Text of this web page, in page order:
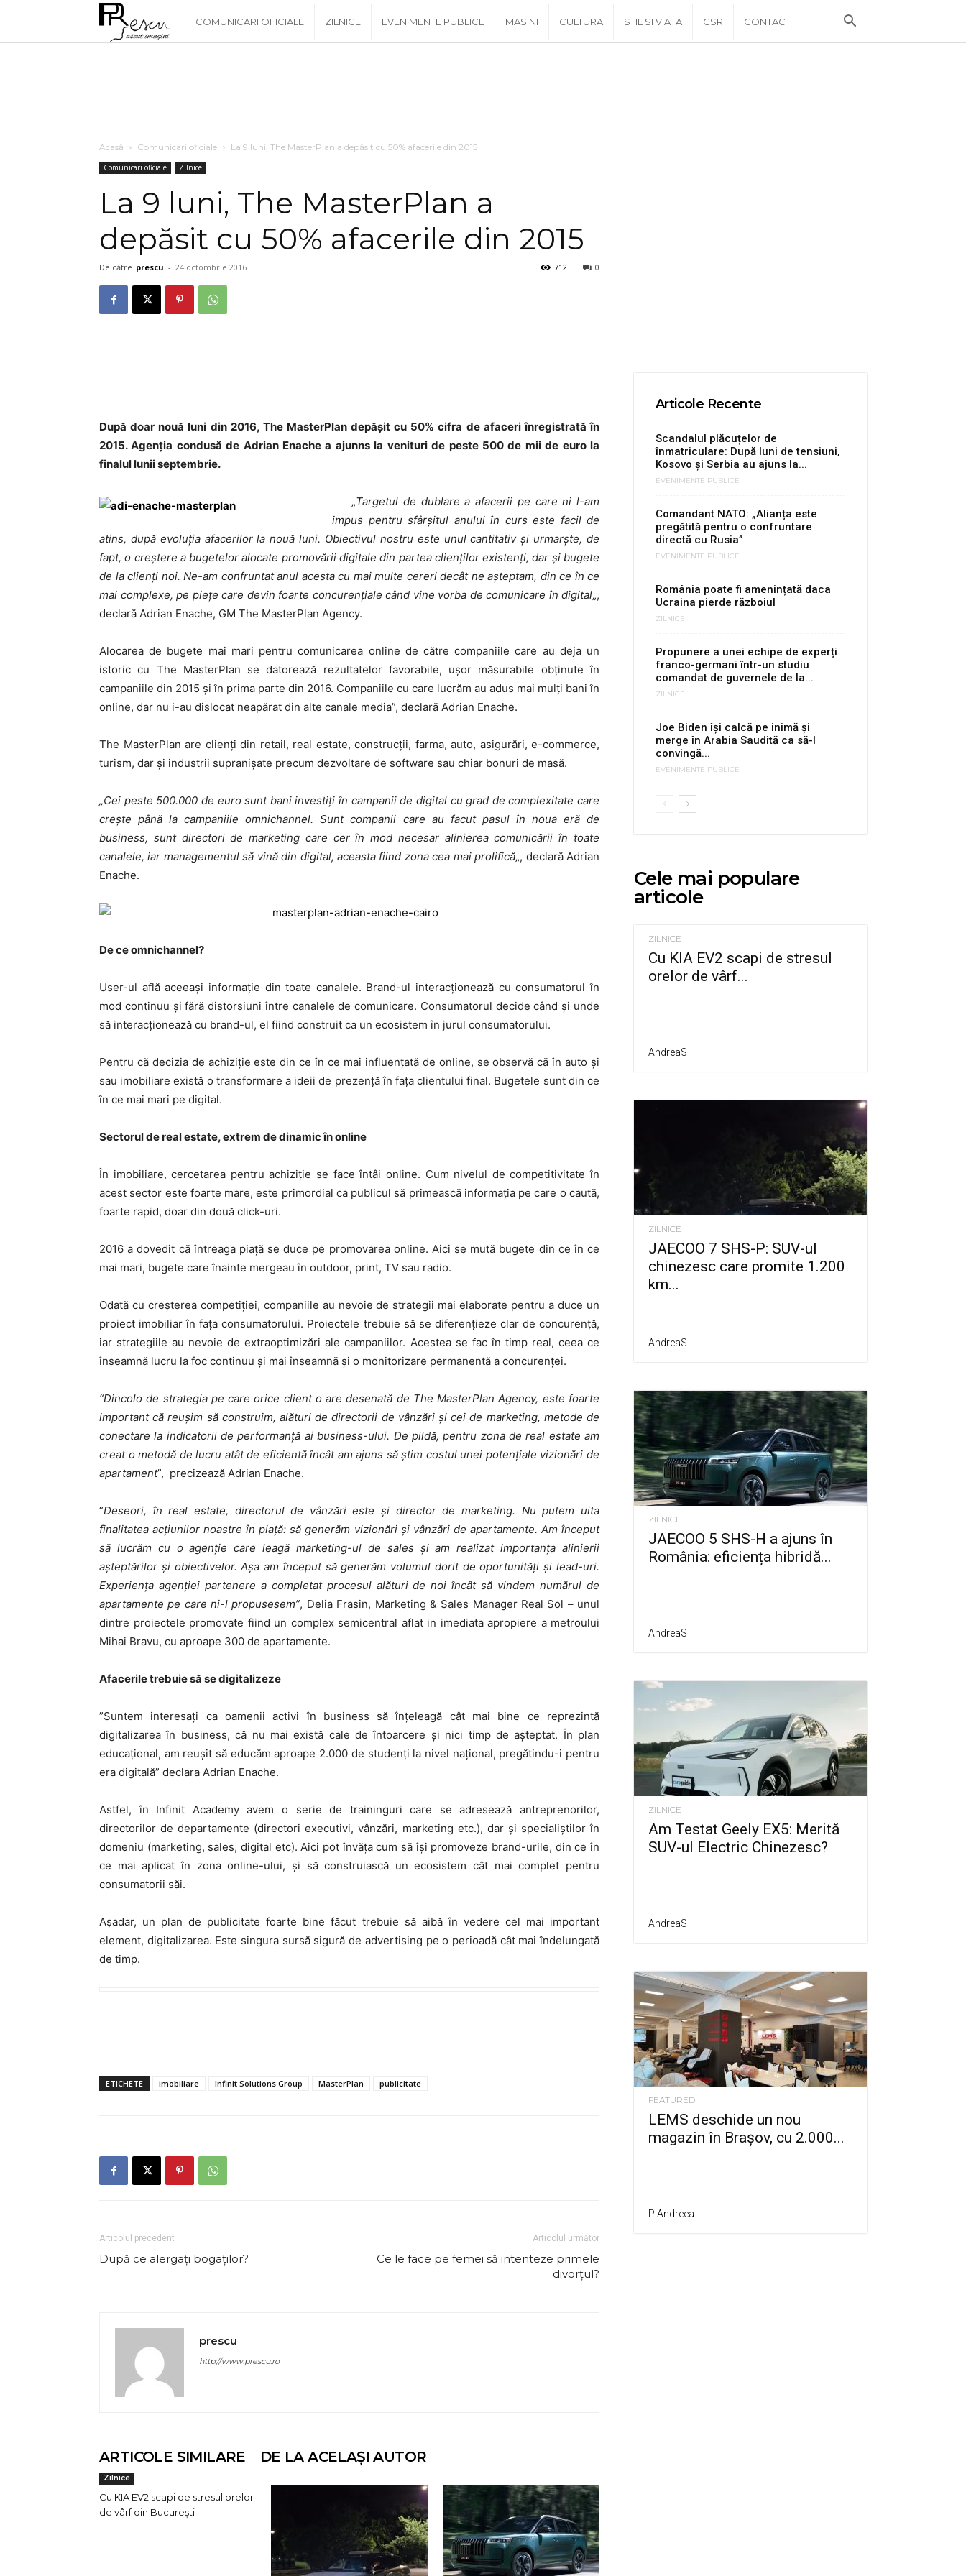
www.PRescu.ro
COMUNICARI OFICIALE ZILNICE EVENIMENTE PUBLICE MASINI CULTURA STIL SI VIATA CSR CONTACT
Acasă Comunicari oficiale La 9 luni, The MasterPlan a depăsit cu 50% afacerile din 2015
Comunicari oficiale Zilnice
La 9 luni, The MasterPlan a
depăsit cu 50% afacerile din 2015
De către prescu - 24 octombrie 2016 0
712
După doar nouă luni din 2016, The MasterPlan depășit cu 50% cifra de afaceri înregistrată în
2015. Agenția condusă de Adrian Enache a ajunns la venituri de peste 500 de mii de euro la
finalul lunii septembrie.
„Targetul de dublare a afacerii pe care ni l-am
impus pentru sfârşitul anului în curs este facil de
atins, după evoluția afacerilor la nouă luni. Obiectivul nostru este unul cantitativ și urmarște, de
fapt, o creştere a bugetelor alocate promovării digitale din partea clienţilor existenţi, dar şi bugete
de la clienţi noi. Ne-am confruntat anul acesta cu mai multe cereri decât ne aşteptam, din ce în ce
mai complexe, pe pieţe care devin foarte concurenţiale când vine vorba de comunicare în digital„,
declară Adrian Enache, GM The MasterPlan Agency.
Alocarea de bugete mai mari pentru comunicarea online de către companiile care au deja un
istoric cu The MasterPlan se datorează rezultatelor favorabile, uşor măsurabile obţinute în
campaniile din 2015 şi în prima parte din 2016. Companiile cu care lucrăm au adus mai mulţi bani în
online, dar nu i-au dislocat neapărat din alte canale media”, declară Adrian Enache.
The MasterPlan are clienţi din retail, real estate, construcţii, farma, auto, asigurări, e-commerce,
turism, dar şi industrii supranişate precum dezvoltare de software sau chiar bonuri de masă.
„Cei peste 500.000 de euro sunt bani investiți în campanii de digital cu grad de complexitate care
creşte până la campaniile omnichannel. Sunt companii care au facut pasul în noua eră de
business, sunt directori de marketing care cer în mod necesar alinierea comunicării în toate
canalele, iar managementul să vină din digital, aceasta fiind zona cea mai prolifică„, declară Adrian
Enache.
De ce omnichannel?
User-ul află aceeaşi informaţie din toate canalele. Brand-ul interacţionează cu consumatorul în
mod continuu şi fără distorsiuni între canalele de comunicare. Consumatorul decide când şi unde
să interacţionează cu brand-ul, el fiind construit ca un ecosistem în jurul consumatorului.
Pentru că decizia de achiziţie este din ce în ce mai influenţată de online, se observă că în auto şi
sau imobiliare există o transformare a ideii de prezenţă în faţa clientului final. Bugetele sunt din ce
în ce mai mari pe digital.
Sectorul de real estate, extrem de dinamic în online
În imobiliare, cercetarea pentru achiziție se face întâi online. Cum nivelul de competitivitate în
acest sector este foarte mare, este primordial ca publicul să primească informaţia pe care o caută,
foarte rapid, doar din două click-uri.
2016 a dovedit că întreaga piaţă se duce pe promovarea online. Aici se mută bugete din ce în ce
mai mari, bugete care înainte mergeau în outdoor, print, TV sau radio.
Odată cu creşterea competiţiei, companiile au nevoie de strategii mai elaborate pentru a duce un
proiect imobiliar în faţa consumatorului. Proiectele trebuie să se diferenţieze clar de concurenţă,
iar strategiile au nevoie de extraoptimizări ale campaniilor. Acestea se fac în timp real, ceea ce
înseamnă lucru la foc continuu și mai înseamnă și o monitorizare permanentă a concurenţei.
“Dincolo de strategia pe care orice client o are desenată de The MasterPlan Agency, este foarte
important că reuşim să construim, alături de directorii de vânzări şi cei de marketing, metode de
conectare la indicatorii de performanţă ai business-ului. De pildă, pentru zona de real estate am
creat o metodă de lucru atât de eficientă încât am ajuns să ştim costul unei potenţiale vizionări de
apartament”, precizează Adrian Enache.
”Deseori, în real estate, directorul de vânzări este şi director de marketing. Nu putem uita
finalitatea acțiunilor noastre în piață: să generăm vizionări și vânzări de apartamente. Am început
să lucrăm cu o agenție care leagă marketing-ul de sales și am realizat importanța alinierii
așteptărilor și obiectivelor. Așa am început să generăm volumul dorit de oportunități și lead-uri.
Experiența agenției partenere a completat procesul alături de noi încât să vindem numărul de
apartamente pe care ni-l propusesem”, Delia Frasin, Marketing & Sales Manager Real Sol – unul
dintre proiectele promovate fiind un complex semicentral aflat in imediata apropiere a metroului
Mihai Bravu, cu aproape 300 de apartamente.
Afacerile trebuie să se digitalizeze
”Suntem interesaţi ca oamenii activi în business să înţeleagă cât mai bine ce reprezintă
digitalizarea în business, că nu mai există cale de întoarcere şi nici timp de aşteptat. În plan
educaţional, am reuşit să educăm aproape 2.000 de studenţi la nivel naţional, pregătindu-i pentru
era digitală” declara Adrian Enache.
Astfel, în Infinit Academy avem o serie de traininguri care se adresează antreprenorilor,
directorilor de departamente (directori executivi, vânzări, marketing etc.), dar și specialiștilor în
domeniu (marketing, sales, digital etc). Aici pot învăţa cum să îşi promoveze brand-urile, din ce în
ce mai aplicat în zona online-ului, și să construiască un ecosistem cât mai complet pentru
consumatorii săi.
Aşadar, un plan de publicitate foarte bine făcut trebuie să aibă în vedere cel mai important
element, digitalizarea. Este singura sursă sigură de advertising pe o perioadă cât mai îndelungată
de timp.
ETICHETE imobiliare Infinit Solutions Group MasterPlan publicitate
Articolul precedent
După ce alergați bogaților?
Articolul următor
Ce le face pe femei să intenteze primele
divorțul?
prescu
http://www.prescu.ro
ARTICOLE SIMILARE DE LA ACELAȘI AUTOR
Zilnice
Cu KIA EV2 scapi de stresul orelor
de vârf din București
Articole Recente
Scandalul plăcuțelor de
înmatriculare: După luni de tensiuni,
Kosovo și Serbia au ajuns la...
EVENIMENTE PUBLICE
Comandant NATO: „Alianța este
pregătită pentru o confruntare
directă cu Rusia”
EVENIMENTE PUBLICE
România poate fi amenințată daca
Ucraina pierde războiul
ZILNICE
Propunere a unei echipe de experți
franco-germani într-un studiu
comandat de guvernele de la...
ZILNICE
Joe Biden își calcă pe inimă și
merge în Arabia Saudită ca să-l
convingă...
EVENIMENTE PUBLICE
Cele mai populare
articole
ZILNICE
Cu KIA EV2 scapi de stresul
orelor de vârf...
AndreaS
ZILNICE
JAECOO 7 SHS-P: SUV-ul
chinezesc care promite 1.200
km...
AndreaS
ZILNICE
JAECOO 5 SHS-H a ajuns în
România: eficiența hibridă...
AndreaS
ZILNICE
Am Testat Geely EX5: Merită
SUV-ul Electric Chinezesc?
AndreaS
FEATURED
LEMS deschide un nou
magazin în Brașov, cu 2.000...
P Andreea